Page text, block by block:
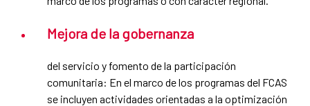
Mejora de la gobernanza
del servicio y fomento de la participación
comunitaria: En el marco de los programas del FCAS
se incluyen actividades orientadas a la optimización